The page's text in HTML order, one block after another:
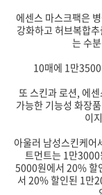
에센스 마스크팩은
강화하고 허브복합
는 수
10매에 1만
또 스킨과 로션, 에
가능한 기능성 화장
이
아울러 남성스킨케
트먼트는 1만
5000원에서 20%
서 20% 할인된 1만